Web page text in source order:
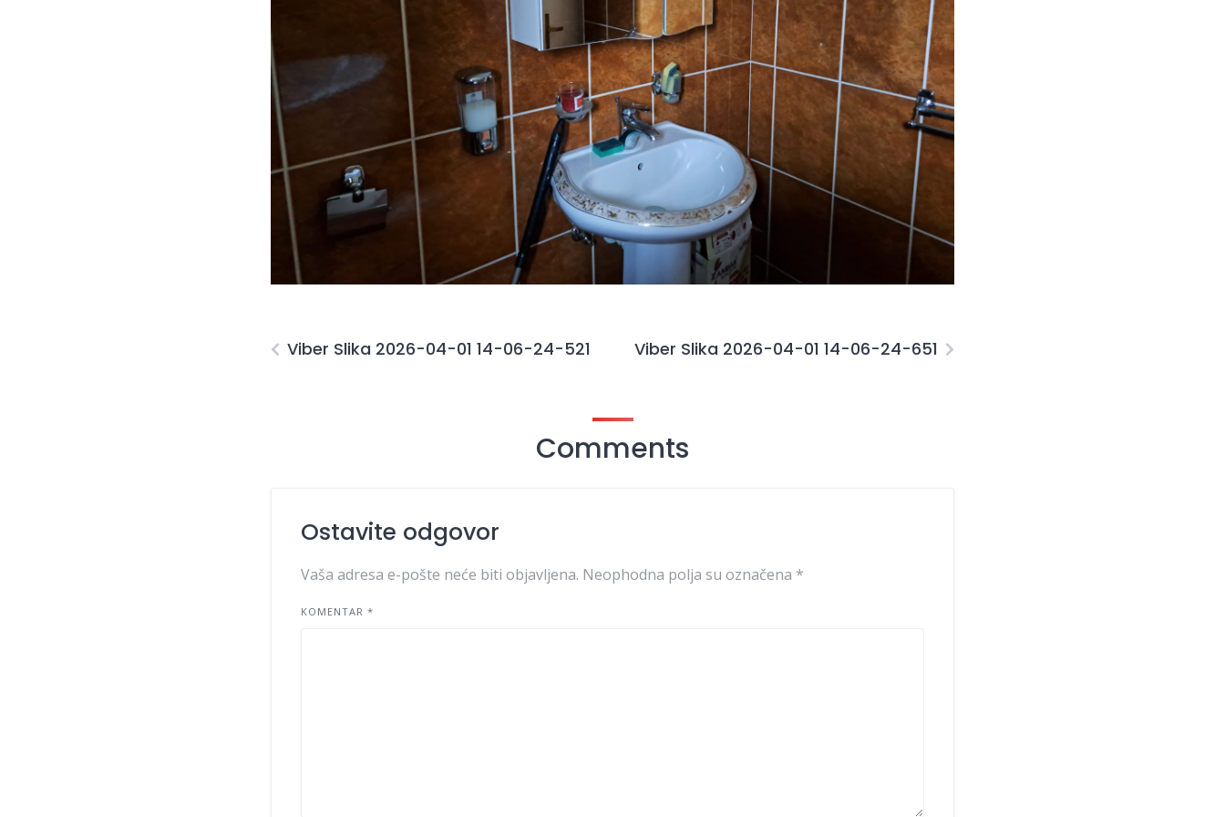
Viber Slika 2026-04-01 14-06-24-521 Viber Slika 2026-04-01 14-06-24-651
Comments
Ostavite odgovor
Vaša adresa e-pošte neće biti objavljena. Neophodna polja su označena *
KOMENTAR*